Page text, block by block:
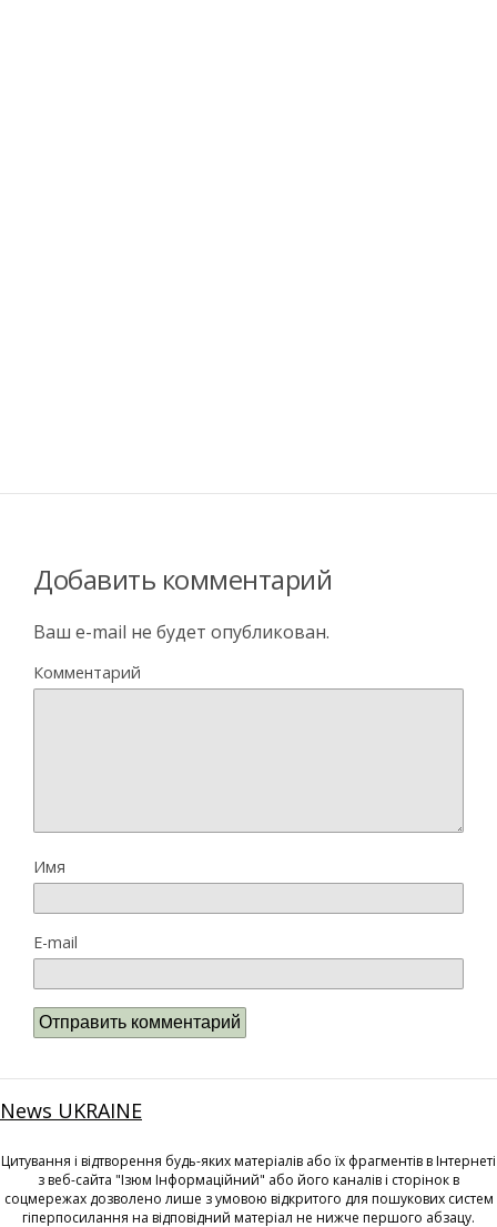
Добавить комментарий
Ваш e-mail не будет опубликован.
Комментарий
Имя
E-mail
News UKRAINE
Цитування і відтворення будь-яких матеріалів або їх фрагментів в Інтернеті
з веб-сайта "Ізюм Інформаційний" або його каналів і сторінок в
соцмережах дозволено лише з умовою відкритого для пошукових систем
гіперпосилання на відповідний матеріал не нижче першого абзацу.